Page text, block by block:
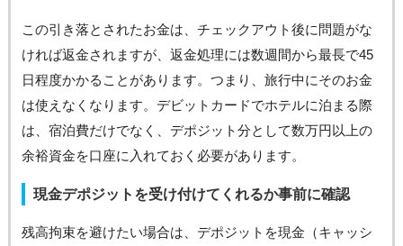
この引き落とされたお金は、チェックアウト後に問題がな
ければ返金されますが、返金処理には数週間から最長で45
日程度かかることがあります。つまり、旅行中にそのお金
は使えなくなります。デビットカードでホテルに泊まる際
は、宿泊費だけでなく、デポジット分として数万円以上の
余裕資金を口座に入れておく必要があります。
現金デポジットを受け付けてくれるか事前に確認
残高拘束を避けたい場合は、デポジットを現金（キャッシ